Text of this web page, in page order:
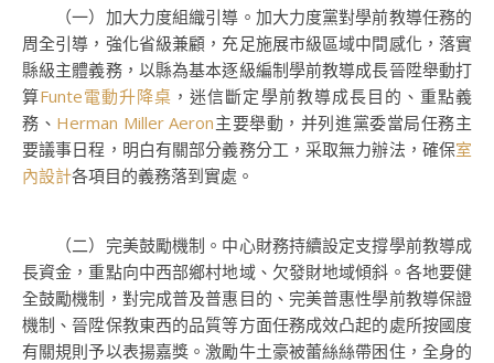
（一）加大力度組織引導。加大力度黨對學前教導任務的
周全引導，強化省級兼顧，充足施展市級區域中間感化，落實
縣級主體義務，以縣為基本逐級編制學前教導成長晉陞舉動打
算Funte電動升降桌 ，迷信斷定學前教導成長目的、重點義
務、 Herman Miller Aeron主要舉動，并列進黨委當局任務主
要議事日程，明白有關部分義務分工，采取無力辦法，確保室
內設計各項目的義務落到實處。
（二）完美鼓勵機制。中心財務持續設定支撐學前教導成
長資金，重點向中西部鄉村地域、欠發財地域傾斜。各地要健
全鼓勵機制，對完成普及普惠目的、完美普惠性學前教導保證
機制、晉陞保教東西的品質等方面任務成效凸起的處所按國度
有關規則予以表揚嘉獎。激勵牛土豪被蕾絲絲帶困住，全身的